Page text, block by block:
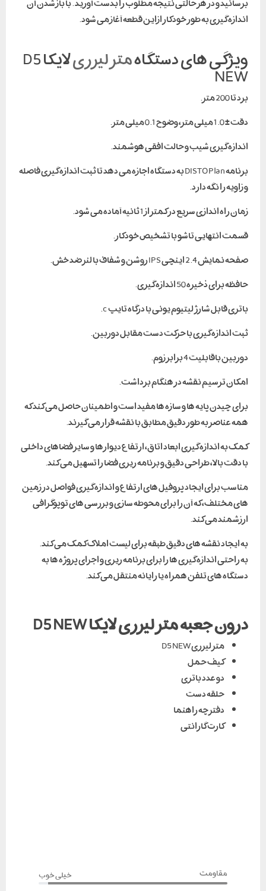
برسانید و در هر حالتی نتیجه مطلوب را بدست آورید . با باز شدن آن
اندازه گیری به طور خودکار ازاین قطعه آغاز می شود.
ویژگی های دستگاهمتر لیزری لایکا D5
NEW
برد تا 200 متر.
دقت ± 1.0 میلی متر، وضوح 0.1 میلی متر.
اندازه گیری شیب و حالت افقی هوشمند.
برنامه DISTO Plan به دستگاه اجازه می دهد تا ثبت اندازه گیری فاصله
و زاویه را نگه دارد.
زمان راه اندازی سریع در کمتر از 1 ثانیه آماده می شود.
قسمت انتهایی تاشو با تشخیص خودکار.
صفحه نمایش 2.4 اینچی IPS روشن و شفاف با لنز ضد خش.
حافظه برای ذخیره 50 اندازه گیری.
باتری قابل شارژ لیتیوم یونی با درگاه تایپ c.
ثبت اندازه گیری با حرکت دست مقابل دوربین.
دوربین باقابلیت 4 برابر زوم.
امکان ترسیم نقشه در هنگام برداشت.
برای چیدن پایه ها و سازه ها مفید است و اطمینان حاصل می کند که
همه عناصر به طور دقیق مطابق با نقشه قرار می گیرند.
کمک به اندازه گیری ابعاد اتاق، ارتفاع دیوارها و سایر فضاهای داخلی
با دقت بالا، طراحی دقیق و برنامه ریزی فضا را تسهیل می کند.
مناسب برای ایجاد پروفیل های ارتفاع و اندازه گیری فواصل در زمین
های مختلف، که آن را برای محوطه سازی و بررسی های توپوگرافی
ارزشمند می کند.
به ایجاد نقشه های دقیق طبقه برای لیست املاک کمک می کند.
به راحتی اندازه گیری ها را برای برنامه ریزی و اجرای پروژه ها به
دستگاه های تلفن همراه یا رایانه منتقل می کند.
درون جعبه متر لیزری لایکا D5 NEW
متر لیزری D5 NEW
کیف حمل
دو عدد باتری
حلقه دست
دفترچه راهنما
کارت گارانتی
مقاومت
خیلی خوب